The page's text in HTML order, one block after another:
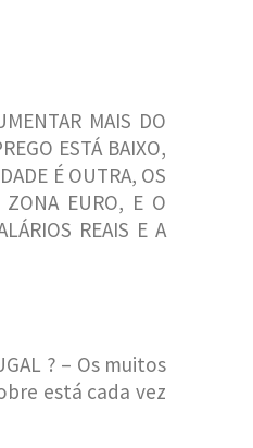
MAIS DO
ESTÁ BAIXO,
É OUTRA, OS
ZONA EURO, E O
REAIS E A
? – Os muitos
está cada vez